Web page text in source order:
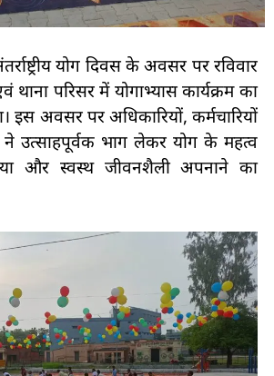
योग दिवस के अवसर पर रविवार
थाना परिसर में योगाभ्यास कार्यक्रम का
इस अवसर पर अधिकारियों, कर्मचारियों
ने उत्साहपूर्वक भाग लेकर योग के महत्व
और स्वस्थ जीवनशैली अपनाने का